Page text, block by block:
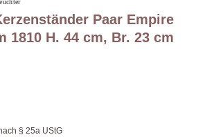
Paar Empire
1810 H. 44 cm, Br. 23 cm
§ 25a UStG